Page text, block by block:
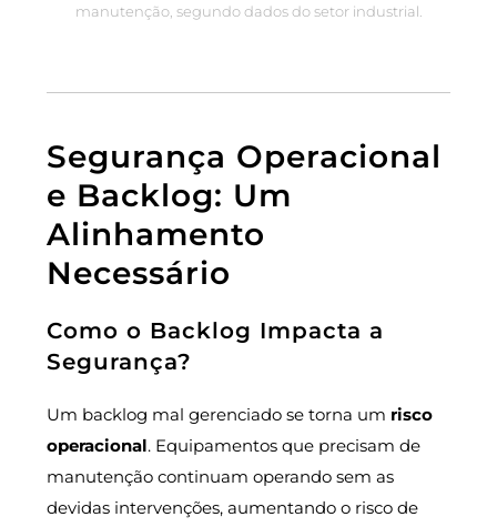
manutenção, segundo dados do setor industrial.
Segurança Operacional
e Backlog: Um
Alinhamento
Necessário
Como o Backlog Impacta a
Segurança?
Um backlog mal gerenciado se torna um risco
operacional. Equipamentos que precisam de
manutenção continuam operando sem as
devidas intervenções, aumentando o risco de